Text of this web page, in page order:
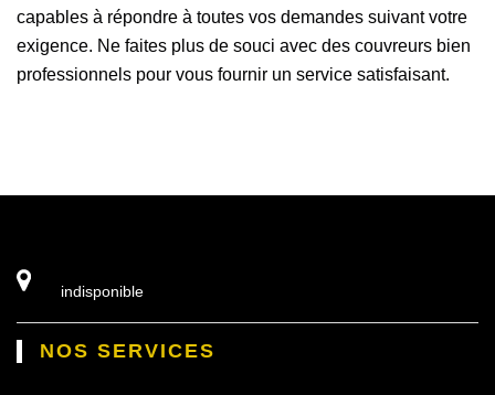
capables à répondre à toutes vos demandes suivant votre
exigence. Ne faites plus de souci avec des couvreurs bien
professionnels pour vous fournir un service satisfaisant.
indisponible
NOS SERVICES